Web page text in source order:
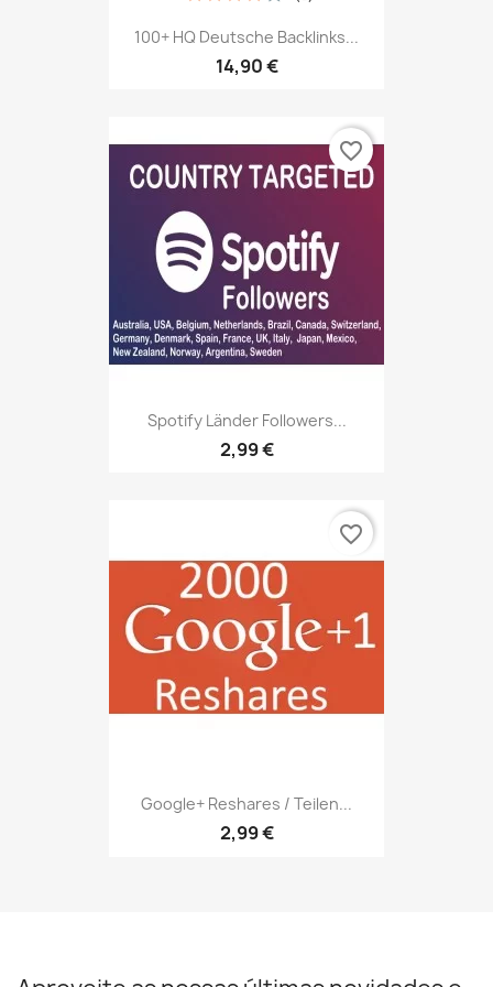
100+ HQ Deutsche Backlinks...
14,90 €
Spotify Länder Followers...
2,99 €
favorite_border
Google+ Reshares / Teilen...
2,99 €
favorite_border